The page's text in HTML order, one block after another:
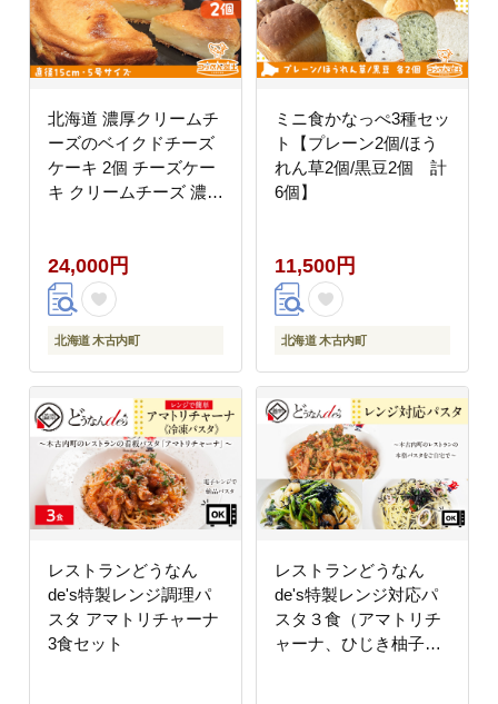
北海道 濃厚クリームチ
ーズのベイクドチーズ
ケーキ 2個 チーズケー
キ クリームチーズ 濃厚
ート おやつ 道の駅 冷
凍 お取り寄せ ベーカリ
ーギフト 贈答用 送料無
料 木古内
24,000円
北海道 木古内町
ミニ食かなっぺ3種セッ
ト【プレーン2個/ほう
れん草2個/黒豆2個 計
6個】
11,500円
北海道 木古内町
レストランどうなん
de's特製レンジ調理パ
スタ アマトリチャーナ
3食セット
レストランどうなん
de's特製レンジ対応パ
スタ３食（アマトリチ
ャーナ、ひじき柚子胡